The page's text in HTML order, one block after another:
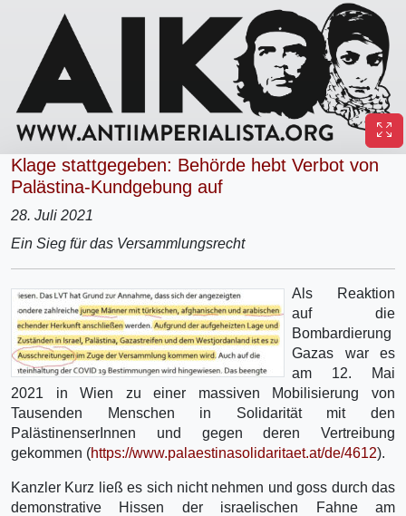
Klage stattgegeben: Behörde hebt Verbot von
Palästina-Kundgebung auf
28. Juli 2021
Ein Sieg für das Versammlungsrecht
Als Reaktion
auf die
Bombardierung
Gazas war es
am 12. Mai
2021 in Wien zu einer massiven Mobilisierung von
Tausenden Menschen in Solidarität mit den
PalästinenserInnen und gegen deren Vertreibung
gekommen (https://www.palaestinasolidaritaet.at/de/4612).
Kanzler Kurz ließ es sich nicht nehmen und goss durch das
demonstrative Hissen der israelischen Fahne am